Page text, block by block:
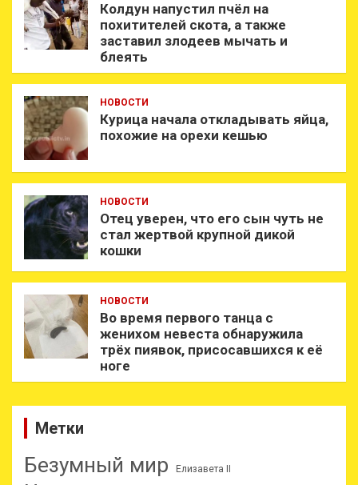
Колдун напустил пчёл на
похитителей скота, а также
заставил злодеев мычать и
блеять
НОВОСТИ
Курица начала откладывать яйца,
похожие на орехи кешью
НОВОСТИ
Отец уверен, что его сын чуть не
стал жертвой крупной дикой
кошки
НОВОСТИ
Во время первого танца с
женихом невеста обнаружила
трёх пиявок, присосавшихся к её
ноге
Метки
Безумный мир Елизавета II